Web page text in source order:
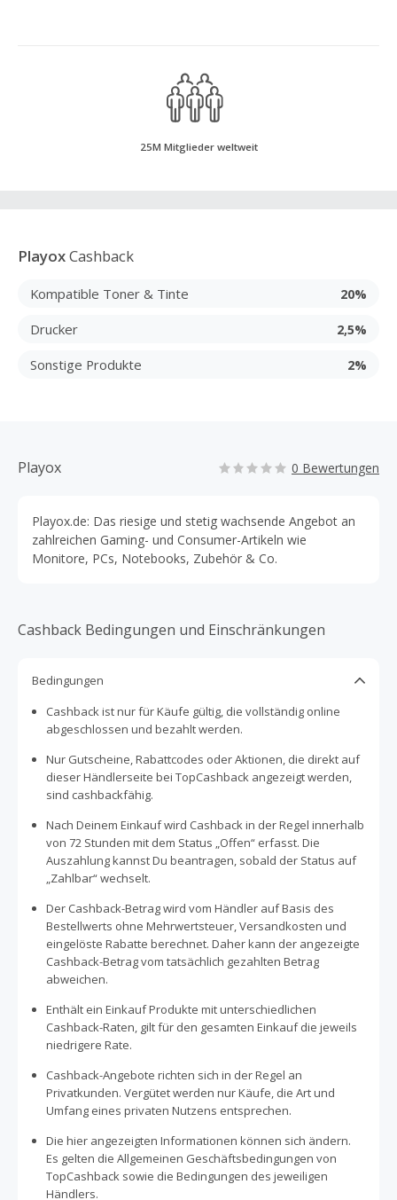
25M Mitglieder weltweit
PlayoxCashback
Kompatible Toner & Tinte 20%
Drucker 2,5%
Sonstige Produkte 2%
Playox 0 Bewertungen
Playox.de: Das riesige und stetig wachsende Angebot an
zahlreichen Gaming- und Consumer-Artikeln wie
Monitore, PCs, Notebooks, Zubehör & Co.
Cashback Bedingungen und Einschränkungen
Bedingungen
Cashback ist nur für Käufe gültig, die vollständig online
abgeschlossen und bezahlt werden.
Nur Gutscheine, Rabattcodes oder Aktionen, die direkt auf
dieser Händlerseite bei TopCashback angezeigt werden,
sind cashbackfähig.
Nach Deinem Einkauf wird Cashback in der Regel innerhalb
von 72 Stunden mit dem Status „Offen“ erfasst. Die
Auszahlung kannst Du beantragen, sobald der Status auf
„Zahlbar“ wechselt.
Der Cashback-Betrag wird vom Händler auf Basis des
Bestellwerts ohne Mehrwertsteuer, Versandkosten und
eingelöste Rabatte berechnet. Daher kann der angezeigte
Cashback-Betrag vom tatsächlich gezahlten Betrag
abweichen.
Enthält ein Einkauf Produkte mit unterschiedlichen
Cashback-Raten, gilt für den gesamten Einkauf die jeweils
niedrigere Rate.
Cashback-Angebote richten sich in der Regel an
Privatkunden. Vergütet werden nur Käufe, die Art und
Umfang eines privaten Nutzens entsprechen.
Die hier angezeigten Informationen können sich ändern.
Es gelten die Allgemeinen Geschäftsbedingungen von
TopCashback sowie die Bedingungen des jeweiligen
Händlers.